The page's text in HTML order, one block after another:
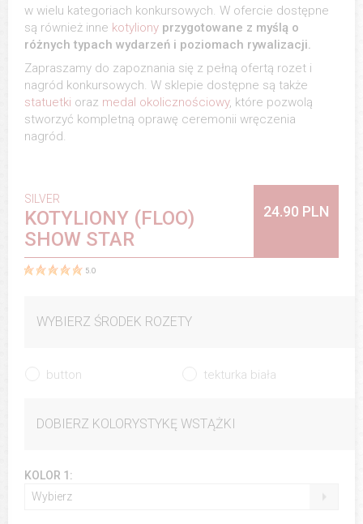
w wielu kategoriach konkursowych. W ofercie dostępne
są również inne kotyliony przygotowane z myślą o
różnych typach wydarzeń i poziomach rywalizacji.
Zapraszamy do zapoznania się z pełną ofertą rozet i
nagród konkursowych. W sklepie dostępne są także
statuetki oraz medal okolicznościowy, które pozwolą
stworzyć kompletną oprawę ceremonii wręczenia
nagród.
SILVER
KOTYLIONY (FLOO)
SHOW STAR
24.90 PLN
5.0
WYBIERZ ŚRODEK ROZETY
button tekturka biała
DOBIERZ KOLORYSTYKĘ WSTĄŻKI
KOLOR 1:
Wybierz